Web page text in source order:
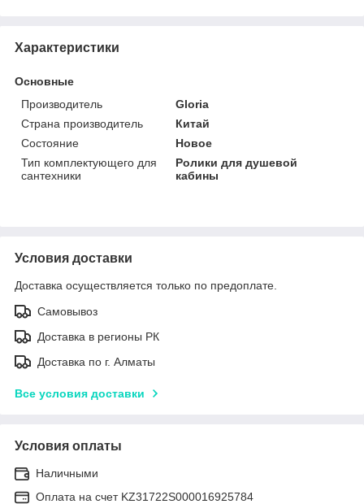
Характеристики
Основные
Производитель
Gloria
Страна производитель
Китай
Состояние
Новое
Тип комплектующего для
сантехники
Ролики для душевой
кабины
Условия доставки
Доставка осуществляется только по предоплате.
Самовывоз
Доставка в регионы РК
Доставка по г. Алматы
Все условия доставки
Условия оплаты
Наличными
Оплата на счет KZ31722S000016925784